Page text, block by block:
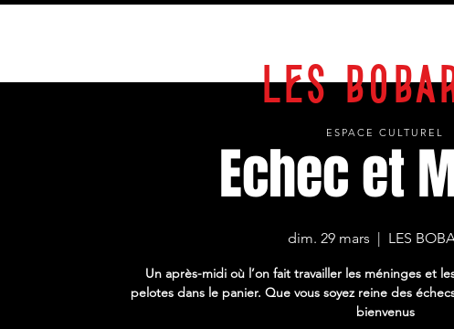
LES
ESPACE CULTUREL
Echec et
dim. 29 mars
  |
LES
Un après-midi où l’on fait travailler les méninges et
pelotes dans le panier. Que vous soyez reine des
bienvenus